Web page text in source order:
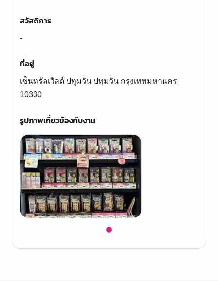
สวัสดิการ
-
ที่อยู่
เซ็นทรัลเวิลด์ ปทุมวัน ปทุมวัน กรุงเทพมหานคร
10330
รูปภาพเกี่ยวข้องกับงาน